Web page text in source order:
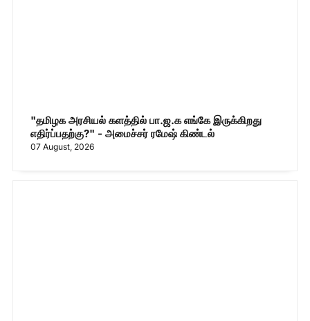
"தமிழக அரசியல் களத்தில் பா.ஜ.க எங்கே இருக்கிறது
எதிர்ப்பதற்கு?" - அமைச்சர் ரமேஷ் கிண்டல்
07 August, 2026